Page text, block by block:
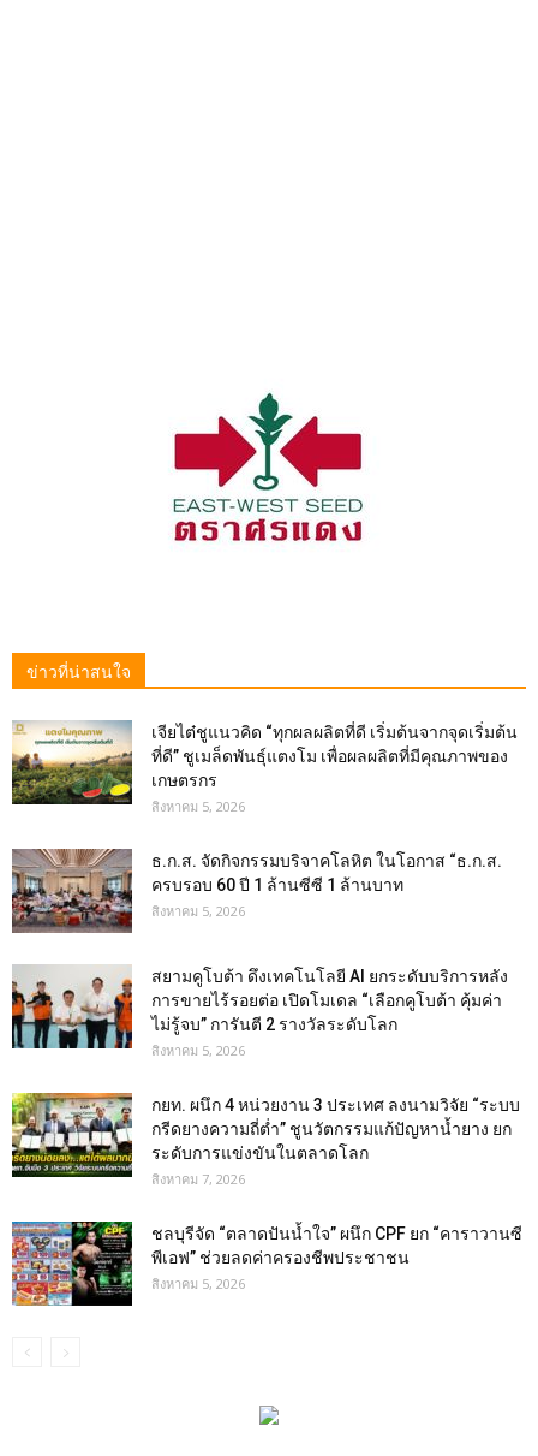
ข่าวที่น่าสนใจ
เจียไต๋ชูแนวคิด “ทุกผลผลิตที่ดี เริ่มต้นจากจุดเริ่มต้น
ที่ดี” ชูเมล็ดพันธุ์แตงโม เพื่อผลผลิตที่มีคุณภาพของ
เกษตรกร
สิงหาคม 5, 2026
ธ.ก.ส. จัดกิจกรรมบริจาคโลหิต ในโอกาส “ธ.ก.ส.
ครบรอบ 60 ปี 1 ล้านซีซี 1 ล้านบาท
สิงหาคม 5, 2026
สยามคูโบต้า ดึงเทคโนโลยี AI ยกระดับบริการหลัง
การขายไร้รอยต่อ เปิดโมเดล “เลือกคูโบต้า คุ้มค่า
ไม่รู้จบ” การันตี 2 รางวัลระดับโลก
สิงหาคม 5, 2026
กยท. ผนึก 4 หน่วยงาน 3 ประเทศ ลงนามวิจัย “ระบบ
กรีดยางความถี่ต่ำ” ชูนวัตกรรมแก้ปัญหาน้ำยาง ยก
ระดับการแข่งขันในตลาดโลก
สิงหาคม 7, 2026
ชลบุรีจัด “ตลาดปันน้ำใจ” ผนึก CPF ยก “คาราวานซี
พีเอฟ” ช่วยลดค่าครองชีพประชาชน
สิงหาคม 5, 2026